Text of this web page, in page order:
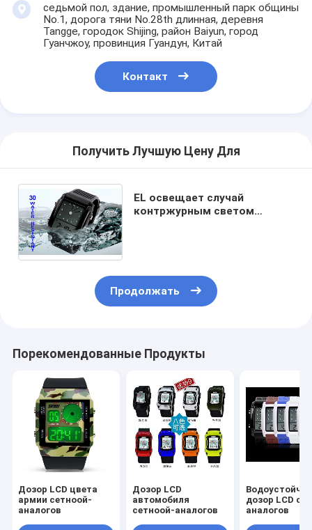
седьмой пол, здание, промышленный парк общины
No.1, дорога тяни No.28th длинная, деревня
Tangge, городок Shijing, район Baiyun, город
Гуанчжоу, провинция Гуандун, Китай
Контакт
Получить Лучшую Цену Для
EL освещает случай
контржурным светом
Продолжать
Порекомендованные Продукты
Дозор LCD цвета
армии сетноой-
аналогов
Дозор LCD
автомобиля
сетноой-аналогов
дозор LCD
аналогов